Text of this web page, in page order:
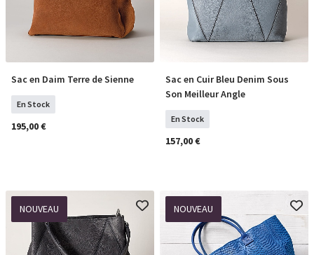
COMMANDER
Sac en Daim Terre de Sienne
En Stock
195,00 €
COMMANDER
Sac en Cuir Bleu Denim Sous
Son Meilleur Angle
En Stock
157,00 €
NOUVEAU NOUVEAU